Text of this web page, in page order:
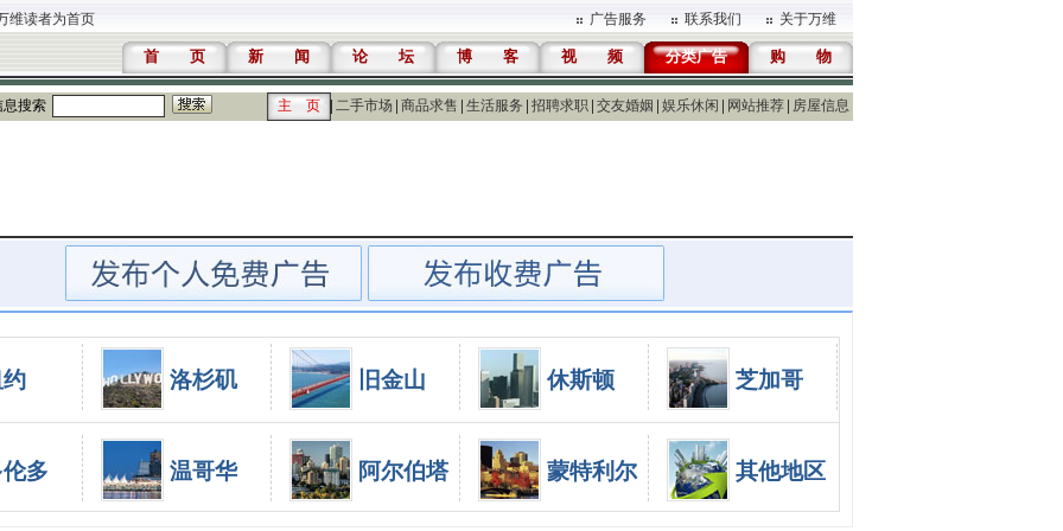
维读者为首页 广告服务 联系我们 关于万维
首 页 新 闻 论 坛 博 客 视 频 分类广告 购 物
息搜索 主 页 二手市场 商品求售 生活服务 招聘求职 交友婚姻 娱乐休闲 网站推荐 房屋信息
洛杉矶 旧金山 休斯顿 芝加哥
多 温哥华 阿尔伯塔 蒙特利尔 其他地区